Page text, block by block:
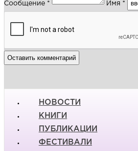
Сообщение * Имя *
НОВОСТИ
КНИГИ
ПУБЛИКАЦИИ
ФЕСТИВАЛИ